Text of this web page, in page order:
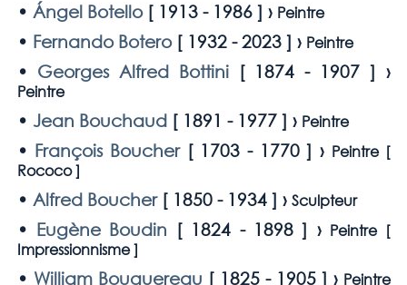
• Ángel Botello[ 1913 - 1986] › Peintre
• Fernando Botero[ 1932 - 2023] › Peintre
• Georges Alfred Bottini[ 1874 - 1907] ›
Peintre
• Jean Bouchaud[ 1891 - 1977] › Peintre
• François Boucher[ 1703 - 1770] › Peintre [
Rococo]
• Alfred Boucher[ 1850 - 1934] › Sculpteur
• Eugène Boudin [ 1824 - 1898] › Peintre [
Impressionnisme]
• William Bouguereau [ 1825 - 1905] › Peintre